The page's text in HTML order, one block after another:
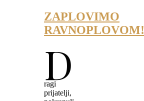
ZAPLOVIMO
RAVNOPLOVOM!
D
ragi
prijatelji,